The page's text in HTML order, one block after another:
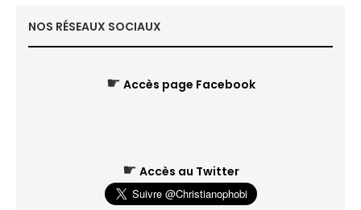
NOS RÉSEAUX SOCIAUX
☛ Accès page Facebook
☛ Accès au Twitter